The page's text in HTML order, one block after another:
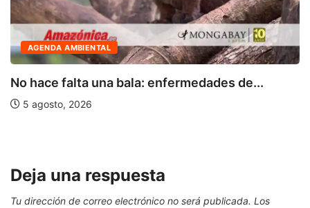
AGENDA AMBIENTAL
No hace falta una bala: enfermedades de...
5 agosto, 2026
Deja una respuesta
Tu dirección de correo electrónico no será publicada. Los